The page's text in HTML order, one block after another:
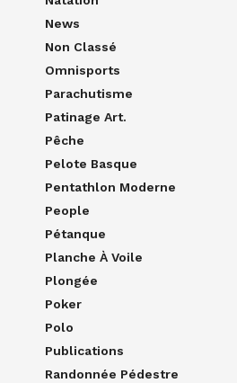
News
Non Classé
Omnisports
Parachutisme
Patinage Art.
Pêche
Pelote Basque
Pentathlon Moderne
People
Pétanque
Planche À Voile
Plongée
Poker
Polo
Publications
Randonnée Pédestre